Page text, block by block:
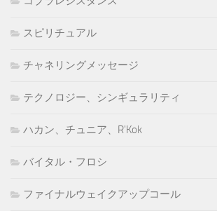
スピリチュアル
チャネリングメッセージ
テクノロジー、シンギュラリティ
ハカン、チュニア、R'Kok
バイタル・フロシ
ファイナルウェイクアップコール